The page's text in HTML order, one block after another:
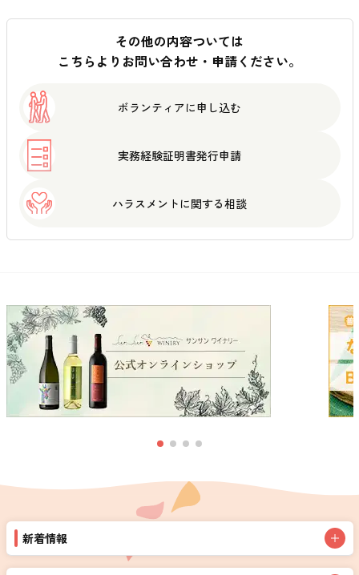
その他の内容ついては
こちらよりお問い合わせ・申請ください。
ボランティアに申し込む
実務経験証明書発行申請
ハラスメントに関する相談
新着情報